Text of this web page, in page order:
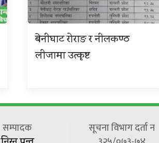
बेनीघाट रोराङ र नीलकण्ठ
लीजामा उत्कृष्ट
सम्पादक
सूचना विभाग दर्ता न